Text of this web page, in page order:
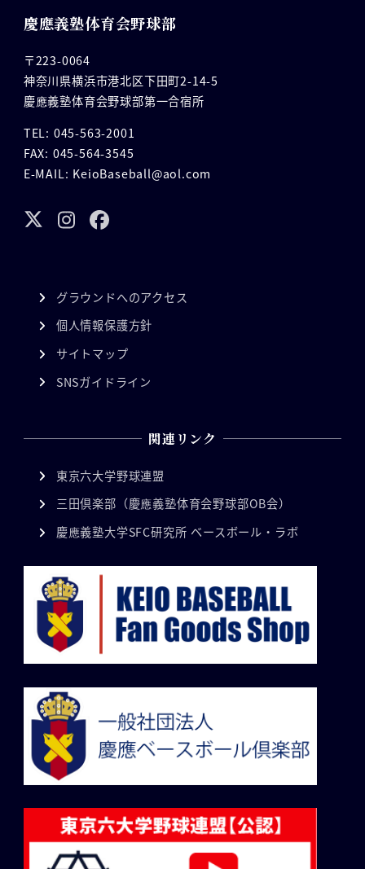
慶應義塾体育会野球部
〒223-0064
神奈川県横浜市港北区下田町2-14-5
慶應義塾体育会野球部第一合宿所
TEL: 045-563-2001
FAX: 045-564-3545
E-MAIL: KeioBaseball@aol.com
グラウンドへのアクセス
個人情報保護方針
サイトマップ
SNSガイドライン
関連リンク
東京六大学野球連盟
三田倶楽部（慶應義塾体育会野球部OB会）
慶應義塾大学SFC研究所 ベースボール・ラボ